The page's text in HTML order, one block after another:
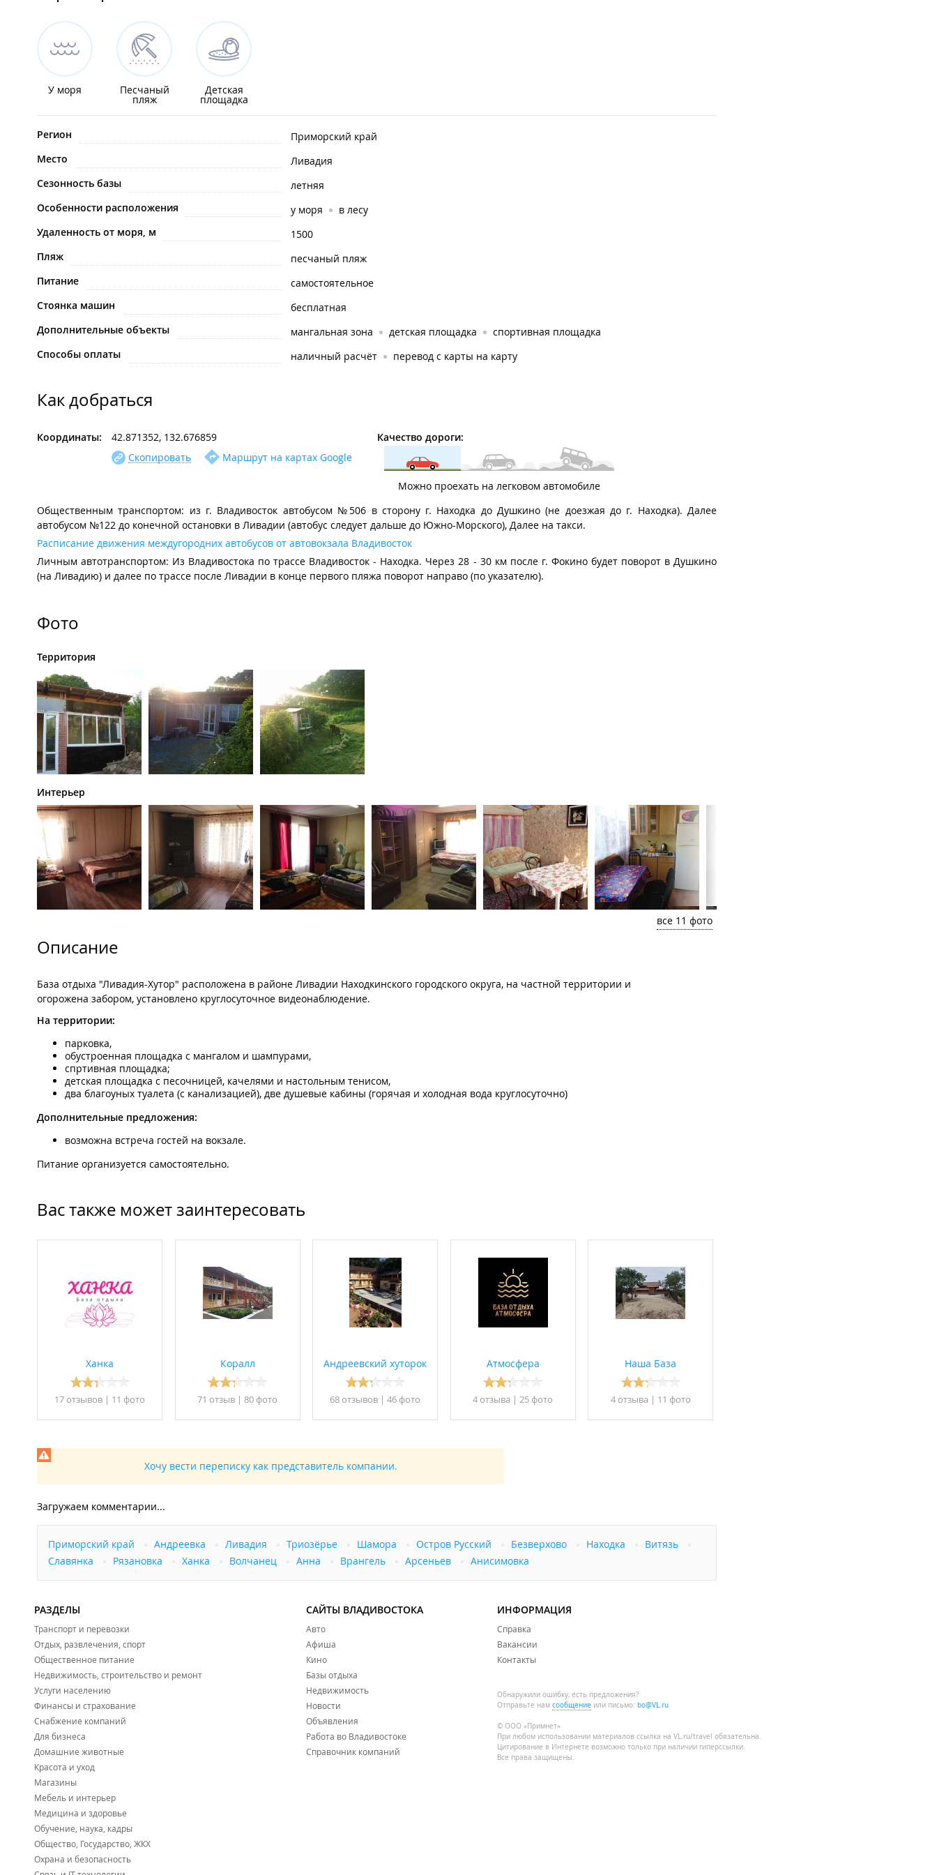
У моря Песчаный
пляж
Детская
площадка
Регион
Приморский край
Место
Ливадия
Сезонность базы
летняя
Особенности расположения
у моря
в лесу
Удаленность от моря, м
1500
Пляж
песчаный пляж
Питание
самостоятельное
Стоянка машин
бесплатная
Дополнительные объекты
мангальная зона детская площадка
спортивная площадка
Способы оплаты
наличный расчёт перевод с карты на карту
Как добраться
Координаты:
42.871352, 132.676859
Скопировать
Маршрут на картах Google
Качество дороги:
Можно проехать на легковом автомобиле
Общественным транспортом: из г. Владивосток автобусом №506 в сторону г. Находка до Душкино (не доезжая до г. Находка). Далее
автобусом №122 до конечной остановки в Ливадии (автобус следует дальше до Южно-Морского), Далее на такси.
Расписание движения междугородних автобусов от автовокзала Владивосток
Личным автотранспортом: Из Владивостока по трассе Владивосток - Находка. Через 28 - 30 км после г. Фокино будет поворот в Душкино
(на Ливадию) и далее по трассе после Ливадии в конце первого пляжа поворот направо (по указателю).
Фото
Территория
Интерьер
все 11 фото
Описание
База отдыха "Ливадия-Хутор" расположена в районе Ливадии Находкинского городского округа, на частной территории и
огорожена забором, установлено круглосуточное видеонаблюдение.
На территории:
парковка,
обустроенная площадка с мангалом и шампурами,
спртивная площадка;
детская площадка с песочницей, качелями и настольным тенисом,
два благоуных туалета (с канализацией), две душевые кабины (горячая и холодная вода круглосуточно)
Дополнительные предложения:
возможна встреча гостей на вокзале.
Питание организуется самостоятельно.
Вас также может заинтересовать
Ханка
17 отзывов | 11 фото
Коралл
71 отзыв | 80 фото
Андреевский хуторок
68 отзывов | 46 фото
Атмосфера
4 отзывa | 25 фото
Наша База
4 отзывa | 11 фото
Хочу вести переписку как представитель компании.
Загружаем комментарии...
Приморский край Андреевка Ливадия Триозёрье Шамора Остров Русский Безверхово Находка
Витязь
Славянка
Рязановка Ханка Волчанец Анна Врангель Арсеньев Анисимовка
РАЗДЕЛЫ
Транспорт и перевозки
Отдых, развлечения, спорт
Общественное питание
Недвижимость, строительство и ремонт
Услуги населению
Финансы и страхование
Снабжение компаний
Для бизнеса
Домашние животные
Красота и уход
Магазины
Мебель и интерьер
Медицина и здоровье
Обучение, наука, кадры
Общество, Государство, ЖКХ
Охрана и безопасность
САЙТЫ ВЛАДИВОСТОКА
Авто
Афиша
Кино
Базы отдыха
Недвижимость
Новости
Объявления
Работа во Владивостоке
Справочник компаний
ИНФОРМАЦИЯ
Справка
Вакансии
Контакты
Обнаружили ошибку, есть предложения?
Отправьте нам сообщение или письмо: bo@VL.ru
© ООО «Примнет»
При любом использовании материалов ссылка на VL.ru/travel обязательна.
Цитирование в Интернете возможно только при наличии гиперссылки.
Все права защищены.